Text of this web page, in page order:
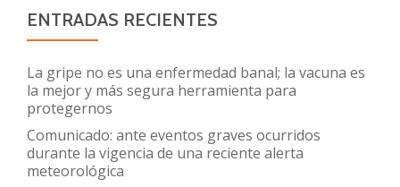
ENTRADAS RECIENTES
La gripe no es una enfermedad banal; la vacuna es
la mejor y más segura herramienta para
protegernos
Comunicado: ante eventos graves ocurridos
durante la vigencia de una reciente alerta
meteorológica